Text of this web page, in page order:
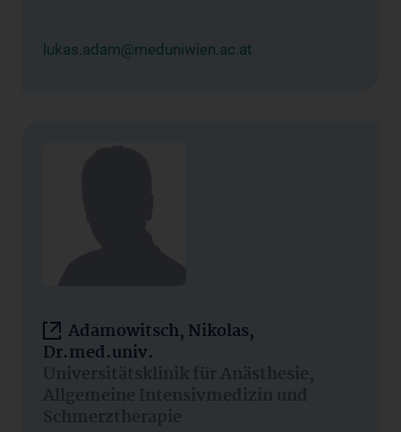
lukas.adam@meduniwien.ac.at
Adamowitsch, Nikolas,
Dr.med.univ.
Universitätsklinik für Anästhesie,
Allgemeine Intensivmedizin und
Schmerztherapie